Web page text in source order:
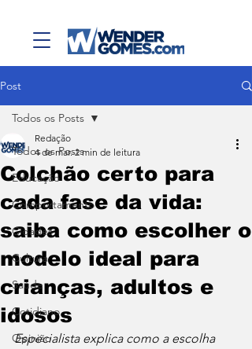
Post
Todos os Posts
Educação
Comportamento
Cidades
Cultura
Saúde
Cotidiano
Opinião
Todos os Posts
Colchão certo para
cada fase da vida:
saiba como escolher o
modelo ideal para
crianças, adultos e
idosos
Redação
4 de mar. 2 min de leitura
Especialista explica como a escolha